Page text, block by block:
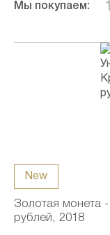
Мы покупаем:
New
Золотая монета
рублей, 2018